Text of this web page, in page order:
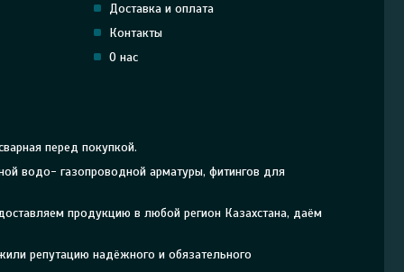
Доставка и оплата
Контакты
О нас
перед покупкой.
водо- газопроводной арматуры, фитингов для
продукцию в любой регион Казахстана, даём
репутацию надёжного и обязательного